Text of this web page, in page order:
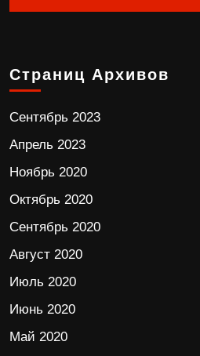
Страниц Архивов
Сентябрь 2023
Апрель 2023
Ноябрь 2020
Октябрь 2020
Сентябрь 2020
Август 2020
Июль 2020
Июнь 2020
Май 2020